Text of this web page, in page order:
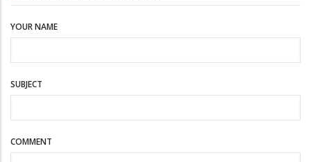
YOUR NAME
SUBJECT
COMMENT